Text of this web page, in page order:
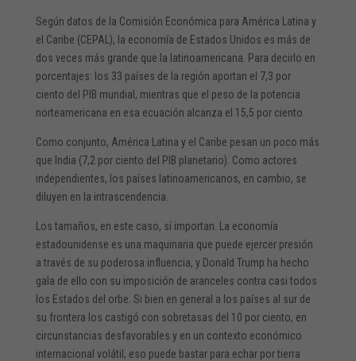
Según datos de la Comisión Económica para América Latina y
el Caribe (CEPAL), la economía de Estados Unidos es más de
dos veces más grande que la latinoamericana. Para decirlo en
porcentajes: los 33 países de la región aportan el 7,3 por
ciento del PIB mundial, mientras que el peso de la potencia
norteamericana en esa ecuación alcanza el 15,5 por ciento.
Como conjunto, América Latina y el Caribe pesan un poco más
que India (7,2 por ciento del PIB planetario). Como actores
independientes, los países latinoamericanos, en cambio, se
diluyen en la intrascendencia.
Los tamaños, en este caso, sí importan. La economía
estadounidense es una maquinaria que puede ejercer presión
a través de su poderosa influencia, y Donald Trump ha hecho
gala de ello con su imposición de aranceles contra casi todos
los Estados del orbe. Si bien en general a los países al sur de
su frontera los castigó con sobretasas del 10 por ciento, en
circunstancias desfavorables y en un contexto económico
internacional volátil, eso puede bastar para echar por tierra